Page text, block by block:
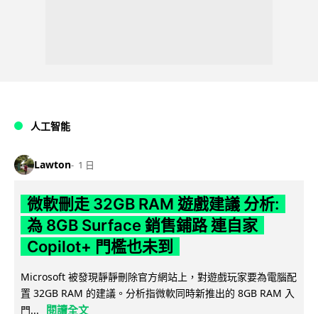
人工智能
Lawton 1 日
微軟刪走 32GB RAM 遊戲建議 分析:
為 8GB Surface 銷售鋪路 連自家
Copilot+ 門檻也未到
Microsoft 被發現靜靜刪除官方網站上，對遊戲玩家要為電腦配
置 32GB RAM 的建議。分析指微軟同時新推出的 8GB RAM 入
門...
閱讀全文